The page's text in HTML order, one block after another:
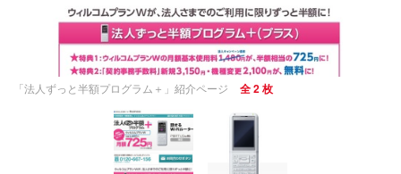
「法人ずっと半額プログラム＋」紹介ページ 全 2 枚